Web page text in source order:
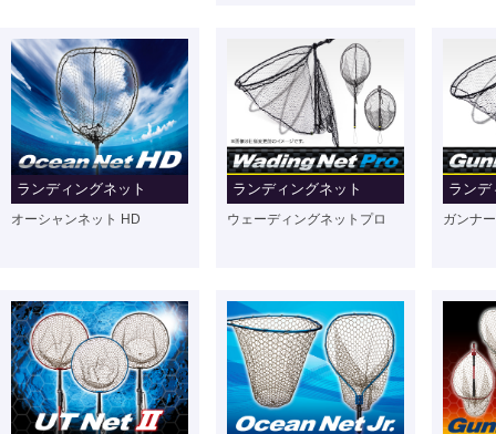
ランディングネット
オーシャンネット HD
ランディングネット
ウェーディングネットプロ
ランデ
ガンナ